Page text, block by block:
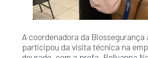
A coordenadora da Biossegurança
participou da visita técnica na